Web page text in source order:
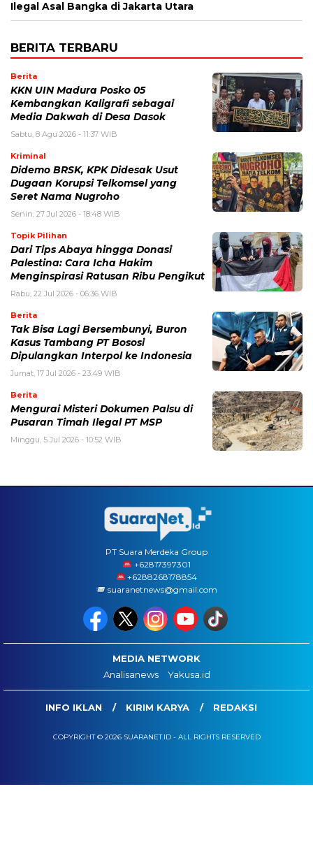
Ilegal Asal Bangka di Jakarta Utara
BERITA TERBARU
Berita
KKN UIN Madura Posko 05
Kembangkan Kaligrafi sebagai
Media Dakwah di Desa Dasok
Sabtu, 8 Agu 2026 - 11:37 WIB
Kriminal
Didemo BRSK, KPK Didesak Usut
Dugaan Korupsi Telkomsel yang
Seret Nama Nugroho
Senin, 27 Jul 2026 - 18:48 WIB
Topik Pilihan
Dari Tips Abaya hingga Donasi
Palestina: Cara Icha Hakim
Menginspirasi Ratusan Ribu Pengikut
Rabu, 22 Jul 2026 - 06:36 WIB
Berita
Tak Bisa Lagi Bersembunyi, Buron
Kasus Tambang PT Bososi
Dipulangkan Interpol ke Indonesia
Jumat, 17 Jul 2026 - 23:49 WIB
Berita
Mengurai Misteri Dokumen Palsu di
Pusaran Timah Ilegal PT MSP
Minggu, 5 Jul 2026 - 10:52 WIB
PT Suara Merdeka Group
‪+62817397301
+6288268178854
suaranetnews@gmail.com
MEDIA NETWORK
Analisanews
Yakusa.id
INFO IKLAN KIRIM KARYA REDAKSI
COPYRIGHT © 2026 SUARANET.ID - ALL RIGHTS RESERVED